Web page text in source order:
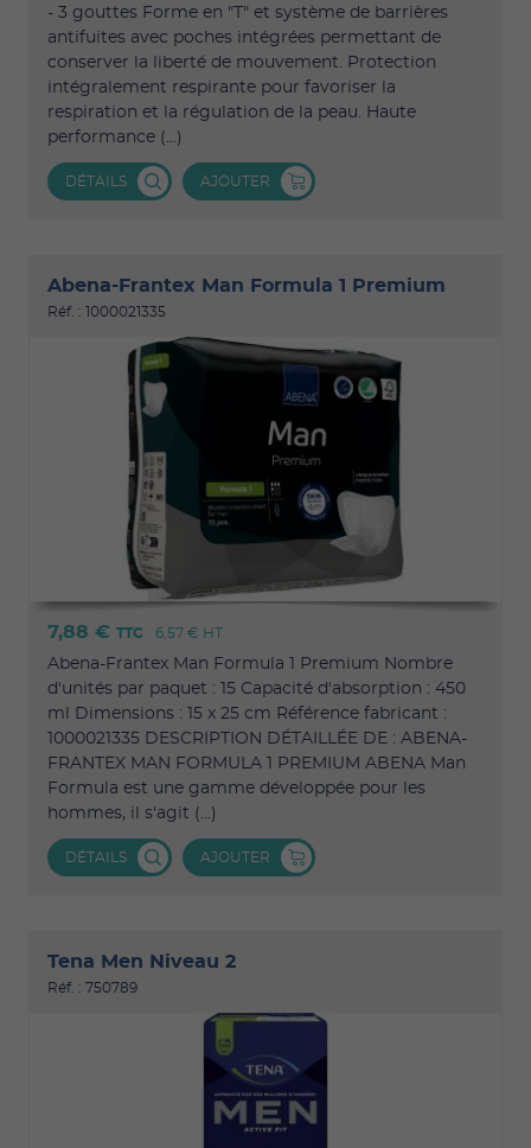
- 3 gouttes Forme en "T" et système de barrières
antifuites avec poches intégrées permettant de
conserver la liberté de mouvement. Protection
intégralement respirante pour favoriser la
respiration et la régulation de la peau. Haute
performance (...)
DÉTAILS AJOUTER
Abena-Frantex Man Formula 1 Premium
Réf. : 1000021335
7,88 € TTC 6,57 € HT
Abena-Frantex Man Formula 1 Premium Nombre
d'unités par paquet : 15 Capacité d'absorption : 450
ml Dimensions : 15 x 25 cm Référence fabricant :
1000021335 DESCRIPTION DÉTAILLÉE DE : ABENA-
FRANTEX MAN FORMULA 1 PREMIUM ABENA Man
Formula est une gamme développée pour les
hommes, il s'agit (...)
DÉTAILS AJOUTER
Tena Men Niveau 2
Réf. : 750789